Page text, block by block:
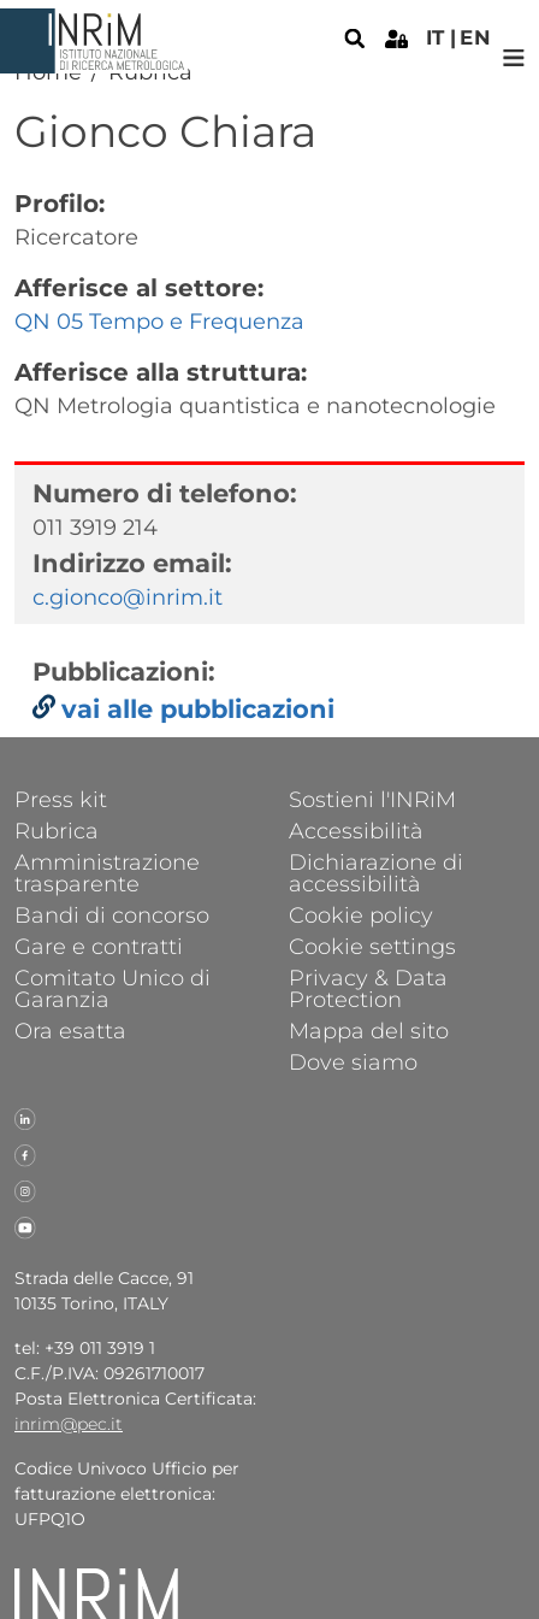
Salta al contenuto principale
IT EN
Home Rubrica
Gionco Chiara
Profilo:
Ricercatore
Afferisce al settore:
QN 05 Tempo e Frequenza
Afferisce alla struttura:
QN Metrologia quantistica e nanotecnologie
Numero di telefono:
011 3919 214
Indirizzo email:
c.gionco@inrim.it
Pubblicazioni:
vai alle pubblicazioni
Strada delle Cacce, 91
10135 Torino, ITALY
tel: +39 011 3919 1
C.F./P.IVA: 09261710017
Posta Elettronica Certificata:
inrim@pec.it
Codice Univoco Ufficio per
fatturazione elettronica:
UFPQ1O
FOOTER 1
Press kit
Rubrica
Amministrazione
trasparente
Bandi di concorso
Gare e contratti
Comitato Unico di
Garanzia
Ora esatta
FOOTER 2
Sostieni l'INRiM
Accessibilità
Dichiarazione di
accessibilità
Cookie policy
Cookie settings
Privacy & Data
Protection
Mappa del sito
Dove siamo